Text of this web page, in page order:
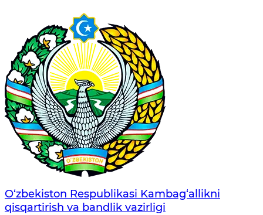
O‘zbekiston Respublikasi Kambag‘allikni
qisqartirish va bandlik vazirligi